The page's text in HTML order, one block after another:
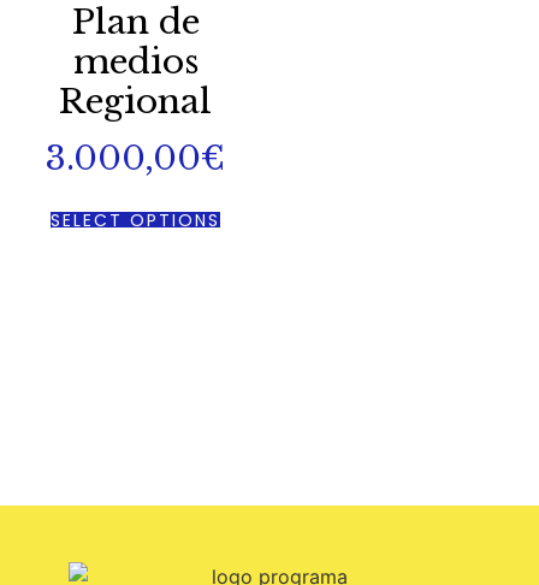
Plan de
medios
Regional
3.000,00€
SELECT OPTIONS